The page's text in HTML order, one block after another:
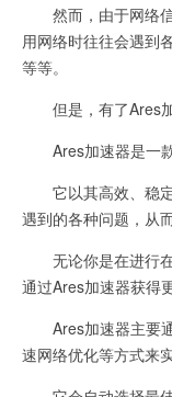
然而，由于网络信
用网络时往往会遇到
等等。
但是，有了Ares加
Ares加速器是一款
它以其高效、稳定
遇到的各种问题，从
无论你是在进行在
通过Ares加速器获得
Ares加速器主要通
速网络优化等方式来